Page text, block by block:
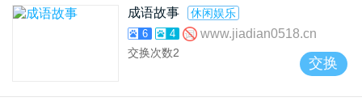
成语故事 休闲娱乐
6 4 www.jiadian0518.cn
交换次数2
交换